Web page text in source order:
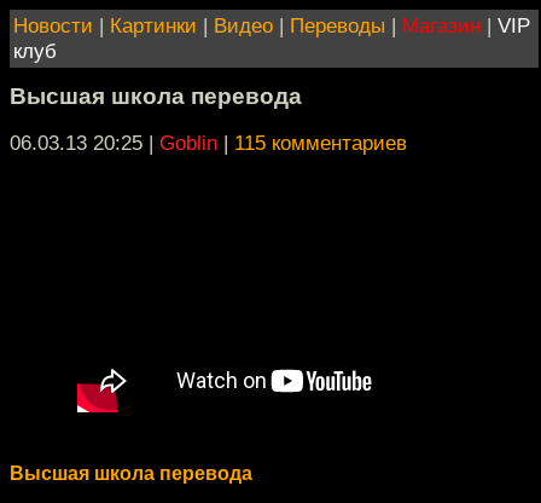
Новости | Картинки | Видео | Переводы | Магазин | VIP
клуб
Высшая школа перевода
06.03.13 20:25 | Goblin | 115 комментариев
Высшая школа перевода